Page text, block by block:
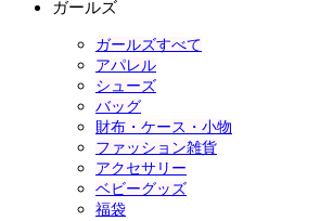
ガールズ
ガールズすべて
アパレル
シューズ
バッグ
財布・ケース・小物
ファッション雑貨
アクセサリー
ベビーグッズ
福袋